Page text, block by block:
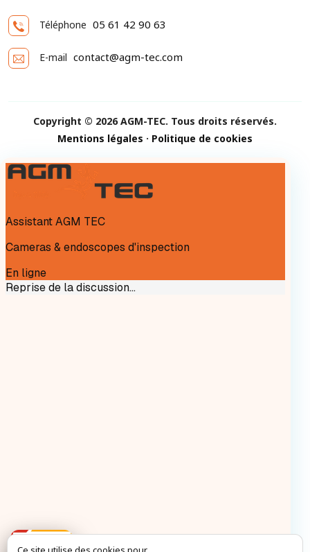
Téléphone 05 61 42 90 63
E-mail contact@agm-tec.com
Copyright © 2026 AGM-TEC. Tous droits réservés.
Mentions légales · Politique de cookies